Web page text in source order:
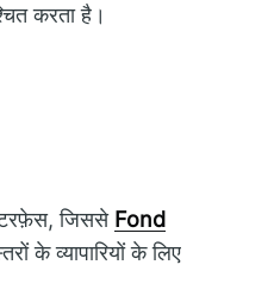
करता है।
जिससे Fond
के व्यापारियों के लिए